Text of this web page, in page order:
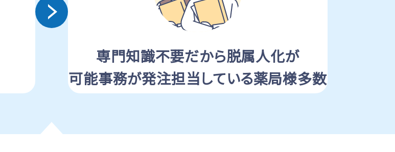
専門知識不要だから脱属人化が
可能事務が発注担当している薬局様多数